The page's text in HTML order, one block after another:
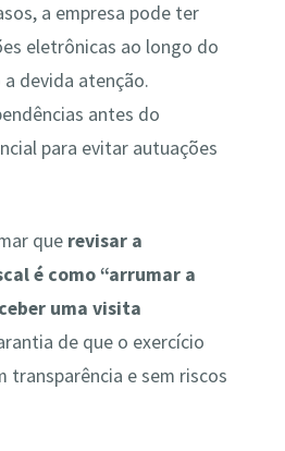
a empresa pode ter
eletrônicas ao longo do
devida atenção.
antes do
para evitar autuações
querevisar a
é como “arrumar a
uma visita
de que o exercício
transparência e sem riscos